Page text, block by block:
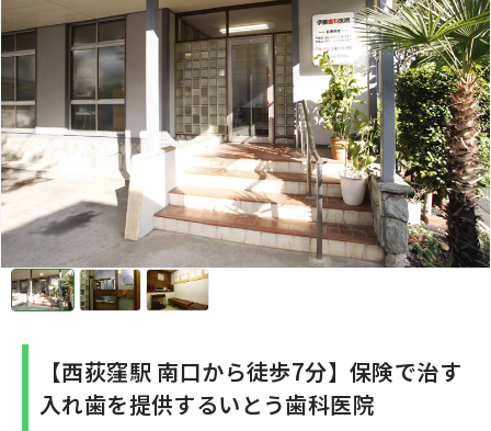
【西荻窪駅 南口から徒歩7分】保険で治す
入れ歯を提供するいとう歯科医院